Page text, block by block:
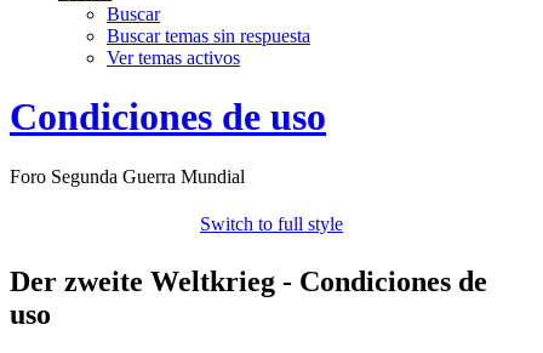
Buscar
Buscar temas sin respuesta
Ver temas activos
Condiciones de uso
Foro Segunda Guerra Mundial
Switch to full style
Der zweite Weltkrieg - Condiciones de
uso